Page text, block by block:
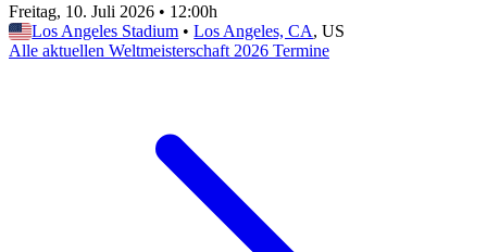
Freitag, 10. Juli 2026 • 12:00h
Los Angeles Stadium • Los Angeles, CA, US
Alle aktuellen Weltmeisterschaft 2026 Termine